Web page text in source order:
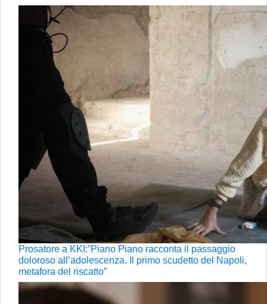
Prosatore a KKI:”Piano Piano racconta il passaggio
doloroso all’adolescenza. Il primo scudetto del Napoli,
metafora del riscatto”